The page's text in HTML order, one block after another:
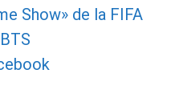
Show» de la FIFA